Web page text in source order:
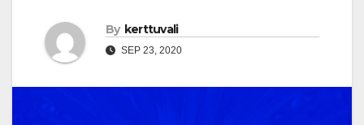
By kerttuvali
SEP 23, 2020